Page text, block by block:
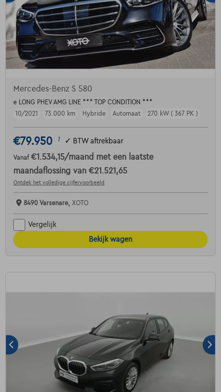
Mercedes-Benz S 580
e LONG PHEV AMG LINE *** TOP CONDITION ***
10/2021
73.000 km Hybride Automaat 270 kW ( 367 PK )
€79.950 1 ✓ BTW aftrekbaar
Vanaf €1.534,15/maand met een laatste
maandaflossing van €21.521,65
Ontdek het volledige cijfervoorbeeld
8490 Varsenare, XOTO
Vergelijk
Bekijk wagen